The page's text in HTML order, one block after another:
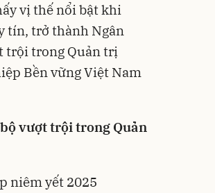
vị thế nổi bật khi
tín, trở thành Ngân
trội trong Quản trị
Bền vững Việt Nam
vượt trội trong Quản
niêm yết 2025